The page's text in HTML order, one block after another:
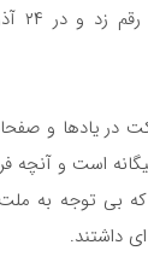
در یادها و
است و آنچه
بی توجه به ملت
داشتند.